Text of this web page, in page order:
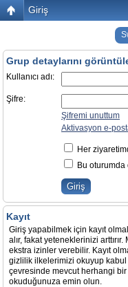
Giriş
Grup detaylarını
Kullanıcı adı:
Şifre:
Şifremi unuttum
Aktivasyon e-
Her
Bu
Kayıt
Giriş yapabilmek için kayıt
alır, fakat yeteneklerinizi
ekstra izinler verebilir. Kayıt
gizlilik ilkelerimizi okuyup
çevresinde mevcut herhangi bir
okuduğunuza emin olun.